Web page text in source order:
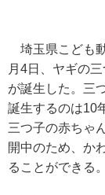
埼玉県こども
月4日、ヤギの
が誕生した。三
誕生するのは10
三つ子の赤ちゃ
開中のため、か
ることができる。